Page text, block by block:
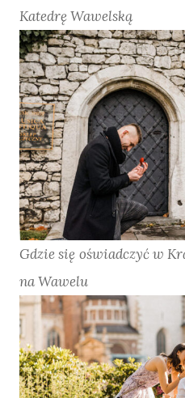
Katedrę Wawelską
Gdzie się oświadczyć w
na Wawelu